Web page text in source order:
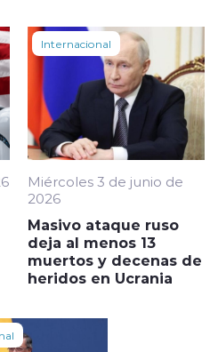
Internacional
Miércoles 3 de junio de
2026
Masivo ataque ruso
deja al menos 13
muertos y decenas de
heridos en Ucrania